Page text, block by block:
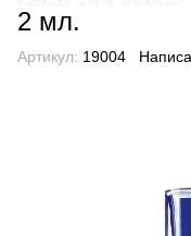
2 мл.
Артикул: 19004